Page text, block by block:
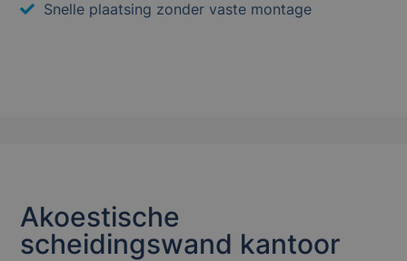
Snelle plaatsing zonder vaste montage
Akoestische
scheidingswand kantoor